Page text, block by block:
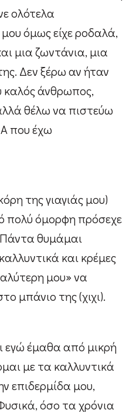
ολότελα
όμως είχε ροδαλά,
μια ζωντάνια, μια
Δεν ξέρω αν ήταν
καλός άνθρωπος,
θέλω να πιστεύω
που έχω
της γιαγιάς μου)
πολύ όμορφη πρόσεχε
θυμάμαι
και κρέμες
μου» να
μπάνιο της (χιχι).
εγώ έμαθα από μικρή
με τα καλλυντικά
επιδερμίδα μου,
όσο τα χρόνια